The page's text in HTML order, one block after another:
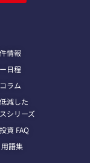
情報
日程
ラム
減した
シリーズ
資 FAQ
語集